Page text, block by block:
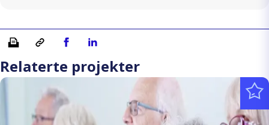
Skriv ut Kopiera länkDel på Facebook
Del på Linkedin
Relaterte projekter